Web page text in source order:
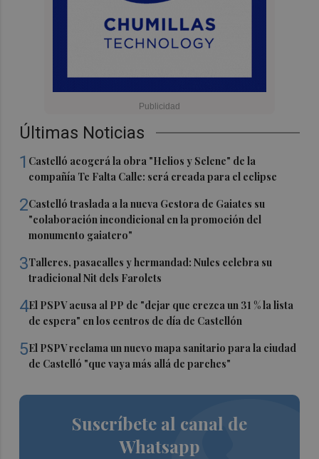
Últimas Noticias
1 Castelló acogerá la obra "Helios y Selene" de la
compañía Te Falta Calle: será creada para el eclipse
2Castelló traslada a la nueva Gestora de Gaiates su
"colaboración incondicional en la promoción del
monumento gaiatero"
3Talleres, pasacalles y hermandad: Nules celebra su
tradicional Nit dels Farolets
4El PSPV acusa al PP de "dejar que crezca un 31 % la lista
de espera" en los centros de día de Castellón
5El PSPV reclama un nuevo mapa sanitario para la ciudad
de Castelló "que vaya más allá de parches"
Suscríbete al canal de
Whatsapp